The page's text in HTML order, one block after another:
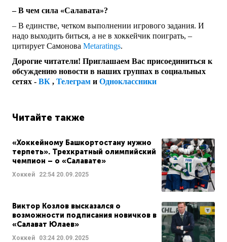
– В чем сила «Салавата»?
– В единстве, четком выполнении игрового задания. И
надо выходить биться, а не в хоккейчик поиграть, –
цитирует Самонова Metaratings.
Дорогие читатели! Приглашаем Вас присоединиться к
обсуждению новости в наших группах в социальных
сетях - ВК , Телеграм и Одноклассники
Читайте также
«Хоккейному Башкортостану нужно
терпеть». Трехкратный олимпийский
чемпион – о «Салавате»
Хоккей 22:54 20.09.2025
Виктор Козлов высказался о
возможности подписания новичков в
«Салават Юлаев»
Хоккей 03:24 20.09.2025